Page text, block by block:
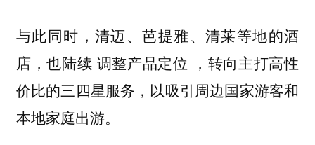
与此同时，清迈、芭提雅、清莱等地的酒
店，也陆续 调整产品定位
，转向主打高性
价比的三四星服务，以吸引周边国家游客和
本地家庭出游。